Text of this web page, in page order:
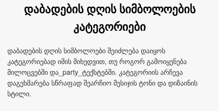
დაბადების დღის სიმბოლოების
კატეგორიები
დაბადების დღის სიმბოლოები შეიძლება დაიყოს
კატეგორიებად იმის მიხედვით, თუ როგორ გამოიყენება
მილოცვებში და_party_ტექსტებში. კატეგორიის არჩევა
დაგეხმარება სწრაფად შეარჩიო მესიჯის ტონი და დიზაინის
სტილი.